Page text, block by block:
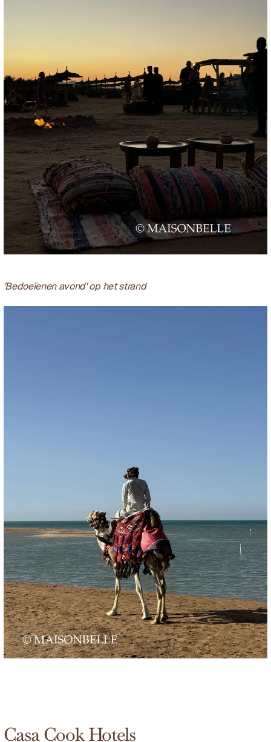
'Bedoeïenen avond' op het strand
Casa Cook Hotels